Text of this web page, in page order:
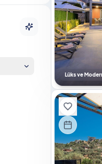
Lüks ve